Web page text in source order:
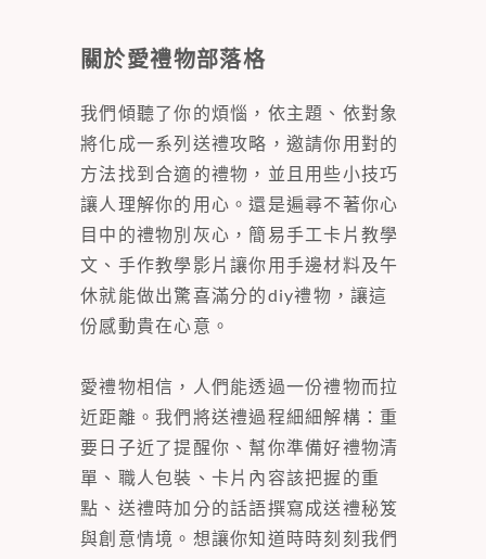
關於愛禮物部落格
我們傾聽了你的煩惱，依主題、依對象
將化成一系列送禮攻略，邀請你用對的
方法找到合適的禮物，並且用些小技巧
讓人理解你的用心。還是遍尋不著你心
目中的禮物別灰心，簡易手工卡片教學
文、手作教學影片讓你用手邊材料及午
休就能做出驚喜滿分的diy禮物，讓這
份感動貴在心意。
愛禮物相信，人們能透過一份禮物而拉
近距離。我們將送禮過程細細解構：重
要日子近了提醒你、幫你準備好禮物清
單、職人包裝、卡片內容該把握的重
點、送禮時加分的話語撰寫成送禮秘笈
與創意情境。想讓你知道時時刻刻我們